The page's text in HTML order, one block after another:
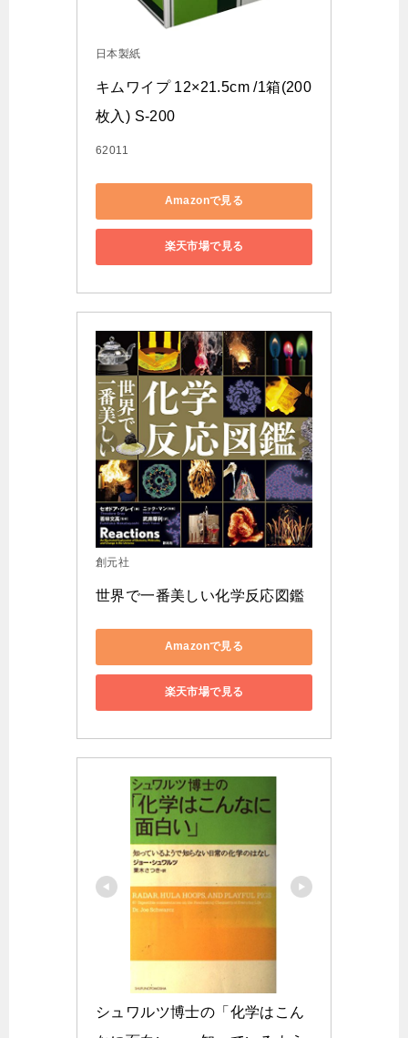
日本製紙
キムワイプ 12×21.5cm /1箱(200
枚入) S-200
62011
Amazonで見る
楽天市場で見る
創元社
世界で一番美しい化学反応図鑑
Amazonで見る
楽天市場で見る
シュワルツ博士の「化学はこん